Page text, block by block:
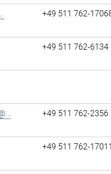
+49 511 762-
+49 511 762-6134
+49 511 762-2356
+49 511 762-17011